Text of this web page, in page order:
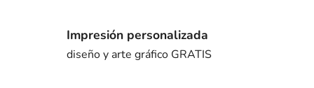
Impresión personalizada
diseño y arte gráfico GRATIS